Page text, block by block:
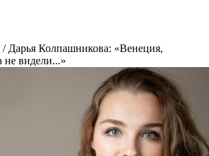
/ Дарья Колпашникова: «Венеция,
не видели...»